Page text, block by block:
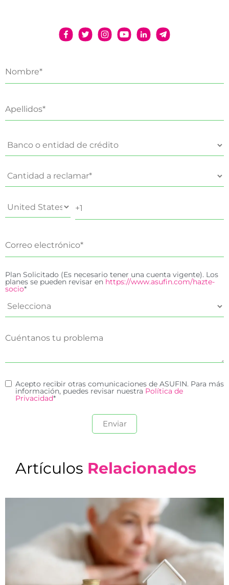
Plan Solicitado (Es necesario tener una cuenta vigente). Los
planes se pueden revisar en https://www.asufin.com/hazte-
socio*
Acepto recibir otras comunicaciones de ASUFIN. Para más
información, puedes revisar nuestra Política de
Privacidad*
Artículos Relacionados